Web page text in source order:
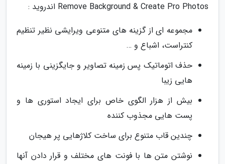
Remove Background & Create Pro Photos اندروید :
مجموعه ای از گزینه های متنوعی ویرایشی نظیر تنظیم
کنتراست، اشباع و …
حذف اتوماتیک پس زمینه تصاویر و جایگزینی با زمینه
هایی زیبا
بیش از هزار الگوی خاص برای ایجاد استوری ها و
پست هایی مجذوب کننده
چندین قاب متنوع برای ساخت کلاژهایی پر هیجان
نوشتن متن ها با فونت های مختلف و قرار دادن آنها